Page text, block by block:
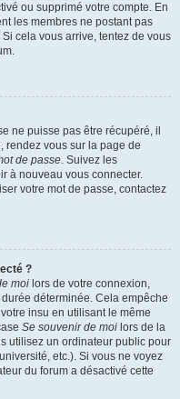
ou supprimé votre compte. En
les membres ne postant pas
cela vous arrive, tentez de vous
ne puisse pas être récupéré, il
rendez vous sur la page de
de passe. Suivez les
à nouveau vous connecter.
votre mot de passe, contactez
?
moi lors de votre connexion,
déterminée. Cela empêche
insu en utilisant le même
Se souvenir de moi lors de la
utilisez un ordinateur public pour
etc.). Si vous ne voyez
du forum a désactivé cette